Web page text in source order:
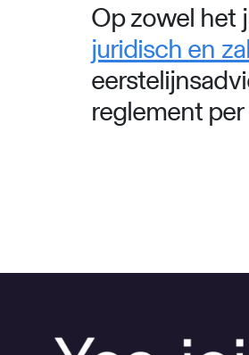
Op zowel het
juridisch en
reglement